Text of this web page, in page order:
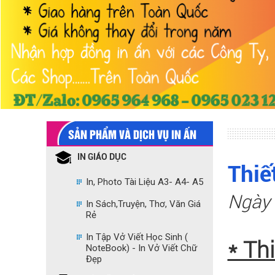
SẢN PHẨM VÀ DỊCH VỤ IN ẤN
IN GIÁO DỤC
In, Photo Tài Liệu A3- A4- A5
In Sách,Truyện, Thơ, Văn Giá
Rẻ
In Tập Vở Viết Học Sinh (
NoteBook) - In Vở Viết Chữ
Đẹp
*